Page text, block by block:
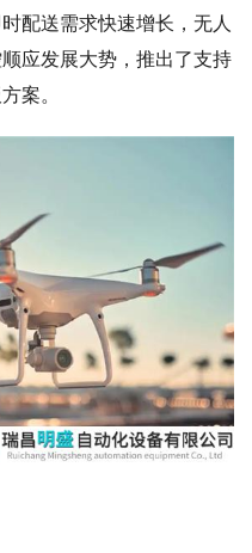
配送需求快速增长，无人
应发展大势，推出了支持
案。